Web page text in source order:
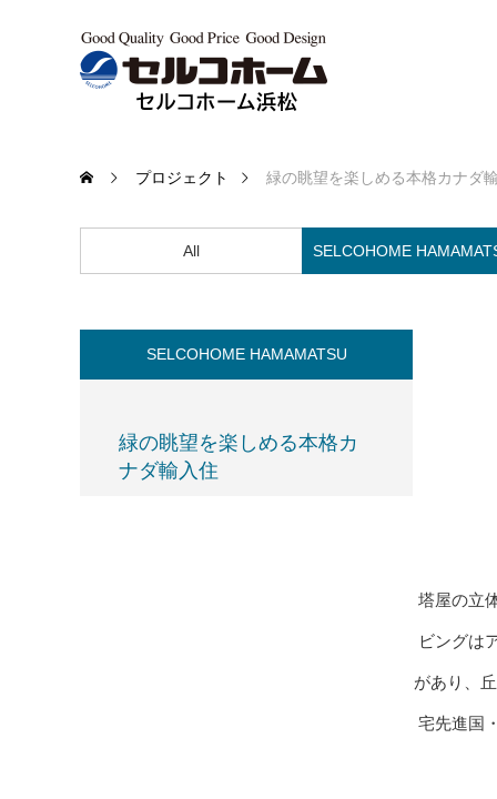
プロジェクト 緑の眺望を楽しめる本格カナダ
All SELCOHOME
SELCOHOME HAMAMATSU
緑の眺望を楽しめる本格カ
ナダ輸入住
塔屋の立
ビングは
があり、
宅先進国